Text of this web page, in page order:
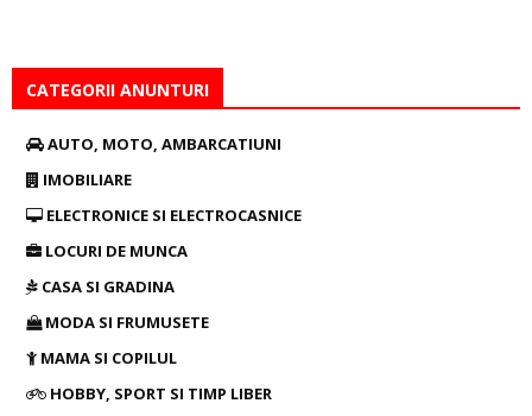
CATEGORII ANUNTURI
AUTO, MOTO, AMBARCATIUNI
IMOBILIARE
ELECTRONICE SI ELECTROCASNICE
LOCURI DE MUNCA
CASA SI GRADINA
MODA SI FRUMUSETE
MAMA SI COPILUL
HOBBY, SPORT SI TIMP LIBER